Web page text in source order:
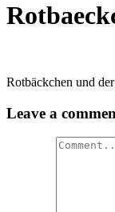
Rotbäckchen und
Leave a